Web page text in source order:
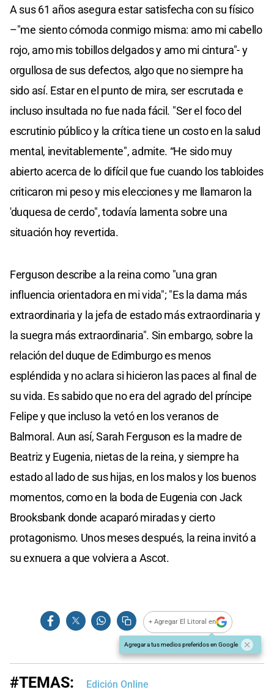
A sus 61 años asegura estar satisfecha con su físico
–"me siento cómoda conmigo misma: amo mi cabello
rojo, amo mis tobillos delgados y amo mi cintura"- y
orgullosa de sus defectos, algo que no siempre ha
sido así. Estar en el punto de mira, ser escrutada e
incluso insultada no fue nada fácil. "Ser el foco del
escrutinio público y la crítica tiene un costo en la salud
mental, inevitablemente", admite. “He sido muy
abierto acerca de lo difícil que fue cuando los tabloides
criticaron mi peso y mis elecciones y me llamaron la
'duquesa de cerdo", todavía lamenta sobre una
situación hoy revertida.
Ferguson describe a la reina como "una gran
influencia orientadora en mi vida"; "Es la dama más
extraordinaria y la jefa de estado más extraordinaria y
la suegra más extraordinaria". Sin embargo, sobre la
relación del duque de Edimburgo es menos
espléndida y no aclara si hicieron las paces al final de
su vida. Es sabido que no era del agrado del príncipe
Felipe y que incluso la vetó en los veranos de
Balmoral. Aun así, Sarah Ferguson es la madre de
Beatriz y Eugenia, nietas de la reina, y siempre ha
estado al lado de sus hijas, en los malos y los buenos
momentos, como en la boda de Eugenia con Jack
Brooksbank donde acaparó miradas y cierto
protagonismo. Unos meses después, la reina invitó a
su exnuera a que volviera a Ascot.
+ Agregar El Litoral en
Agregar a tus medios preferidos en Google
#TEMAS: Edición Online